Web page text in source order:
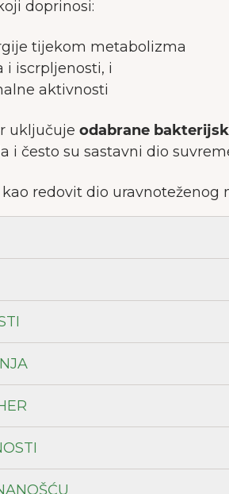
doprinosi:
tijekom metabolizma
i iscrpljenosti, i
aktivnosti
uključuje odabrane
i često su sastavni dio
redovit dio uravnoteženog